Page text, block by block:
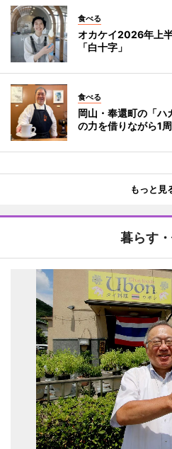
食べる
オカケイ2026年上
「白十字」
食べる
岡山・奉還町の「ハ
の力を借りながら1
もっと見
暮らす・